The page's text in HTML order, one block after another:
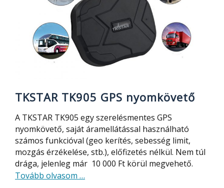
TKSTAR TK905 GPS nyomkövető
A TKSTAR TK905 egy szerelésmentes GPS
nyomkövető, saját áramellátással használható
számos funkcióval (geo kerítés, sebesség limit,
mozgás érzékelése, stb.), előfizetés nélkül. Nem túl
drága, jelenleg már 10 000 Ft körül megvehető.
Tovább olvasom about
…